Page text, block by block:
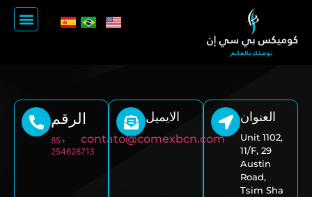
العنوان
Unit 1102,
11/F, 29
Austin
Road,
Tsim Sha
الايميل
contato@comexbcn.com
الرقم
+85
254628713